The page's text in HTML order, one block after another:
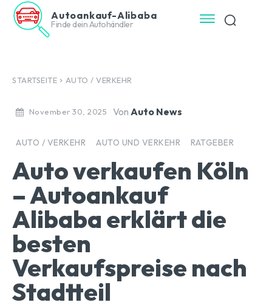
Autoankauf-Alibaba
Finde dein Autohändler
STARTSEITE AUTO / VERKEHR
November 30, 2025 Von Auto News
AUTO / VERKEHR AUTO UND VERKEHR RATGEBER
Auto verkaufen Köln
– Autoankauf
Alibaba erklärt die
besten
Verkaufspreise nach
Stadtteil